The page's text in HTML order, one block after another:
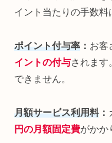
イント当たりの手数料
ポイント付与率 ： お客
イントの付与されます
できません。
月額サービス利用料：
円の月額固定費がかか